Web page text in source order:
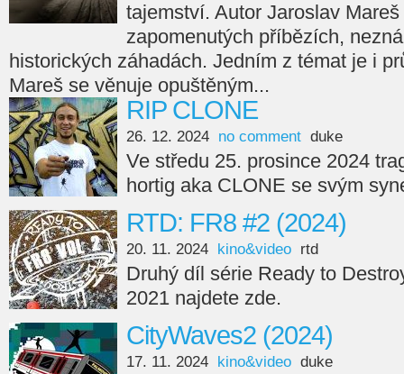
tajemství. Autor Jaroslav
zapomenutých příbězích,
historických záhadách. Jedním z témat je i
Mareš se věnuje opuštěným...
RIP CLONE
26. 12. 2024 no comment duke
Ve středu 25. prosince 2024
hortig aka CLONE se svým
RTD: FR8 #2 (2024)
20. 11. 2024 kino&video rtd
Druhý díl série Ready to
2021 najdete zde.
CityWaves2 (2024)
17. 11. 2024 kino&video duke